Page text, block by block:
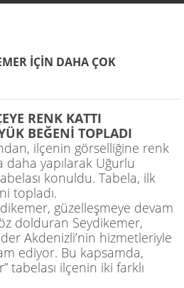
İÇİN DAHA ÇOK
RENK KATTI
BEĞENİ TOPLADI
ilçenin görselliğine renk
daha yapılarak Uğurlu
konuldu. Tabela, ilk
topladı.
güzelleşmeye devam
dolduran Seydikemer,
Akdenizli’nin hizmetleriyle
ediyor. Bu kapsamda,
tabelası ilçenin iki farklı